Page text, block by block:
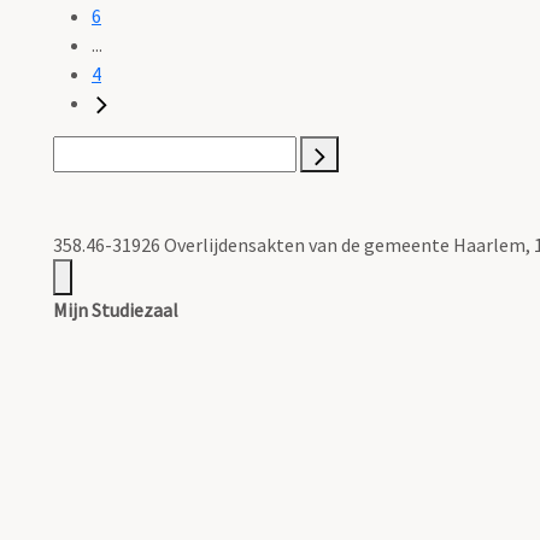
6
...
4
358.46-31926 Overlijdensakten van de gemeente Haarlem,
Mijn Studiezaal